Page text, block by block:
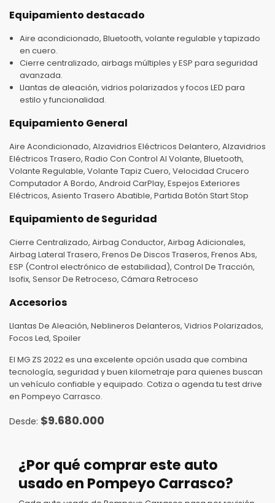
Equipamiento destacado
Aire acondicionado, Bluetooth, volante regulable y tapizado
en cuero.
Cierre centralizado, airbags múltiples y ESP para seguridad
avanzada.
Llantas de aleación, vidrios polarizados y focos LED para
estilo y funcionalidad.
Equipamiento General
Aire Acondicionado, Alzavidrios Eléctricos Delantero, Alzavidrios
Eléctricos Trasero, Radio Con Control Al Volante, Bluetooth,
Volante Regulable, Volante Tapiz Cuero, Velocidad Crucero
Computador A Bordo, Android CarPlay, Espejos Exteriores
Eléctricos, Asiento Trasero Abatible, Partida Botón Start Stop
Equipamiento de Seguridad
Cierre Centralizado, Airbag Conductor, Airbag Adicionales,
Airbag Lateral Trasero, Frenos De Discos Traseros, Frenos Abs,
ESP (Control electrónico de estabilidad), Control De Tracción,
Isofix, Sensor De Retroceso, Cámara Retroceso
Accesorios
Llantas De Aleación, Neblineros Delanteros, Vidrios Polarizados,
Focos Led, Spoiler
El MG ZS 2022 es una excelente opción usada que combina
tecnología, seguridad y buen kilometraje para quienes buscan
un vehículo confiable y equipado. Cotiza o agenda tu test drive
en Pompeyo Carrasco.
$9.680.000
¿Por qué comprar este auto
usado en Pompeyo Carrasco?